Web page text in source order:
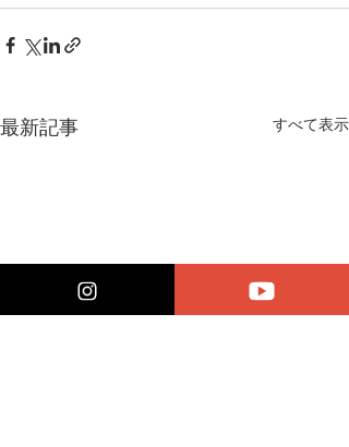
最新記事 すべて表示